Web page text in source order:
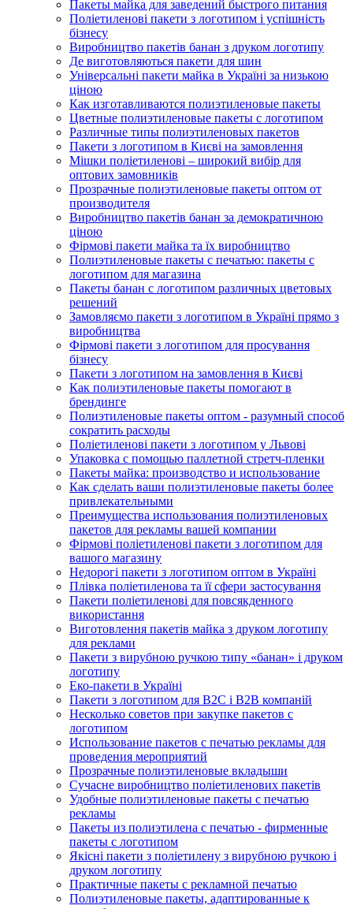
Пакеты майка для заведений быстрого питания
Поліетиленові пакети з логотипом і успішність
бізнесу
Виробництво пакетів банан з друком логотипу
Де виготовляються пакети для шин
Універсальні пакети майка в Україні за низькою
ціною
Как изготавливаются полиэтиленовые пакеты
Цветные полиэтиленовые пакеты с логотипом
Различные типы полиэтиленовых пакетов
Пакети з логотипом в Києві на замовлення
Мішки поліетиленові – широкий вибір для
оптових замовників
Прозрачные полиэтиленовые пакеты оптом от
производителя
Виробництво пакетів банан за демократичною
ціною
Фірмові пакети майка та їх виробництво
Полиэтиленовые пакеты с печатью: пакеты с
логотипом для магазина
Пакеты банан с логотипом различных цветовых
решений
Замовляємо пакети з логотипом в Україні прямо з
виробництва
Фірмові пакети з логотипом для просування
бізнесу
Пакети з логотипом на замовлення в Києві
Как полиэтиленовые пакеты помогают в
брендинге
Полиэтиленовые пакеты оптом - разумный способ
сократить расходы
Поліетиленові пакети з логотипом у Львові
Упаковка с помощью паллетной стретч-пленки
Пакеты майка: производство и использование
Как сделать ваши полиэтиленовые пакеты более
привлекательными
Преимущества использования полиэтиленовых
пакетов для рекламы вашей компании
Фірмові поліетиленові пакети з логотипом для
вашого магазину
Недорогі пакети з логотипом оптом в Україні
Плівка поліетиленова та її сфери застосування
Пакети поліетиленові для повсякденного
використання
Виготовлення пакетів майка з друком логотипу
для реклами
Пакети з вирубною ручкою типу «банан» і друком
логотипу
Еко-пакети в Україні
Пакети з логотипом для B2C і B2B компаній
Несколько советов при закупке пакетов с
логотипом
Использование пакетов с печатью рекламы для
проведения мероприятий
Прозрачные полиэтиленовые вкладыши
Сучасне виробництво поліетиленових пакетів
Удобные полиэтиленовые пакеты с печатью
рекламы
Пакеты из полиэтилена с печатью - фирменные
пакеты с логотипом
Якісні пакети з поліетилену з вирубною ручкою і
друком логотипу
Практичные пакеты с рекламной печатью
Полиэтиленовые пакеты, адаптированные к